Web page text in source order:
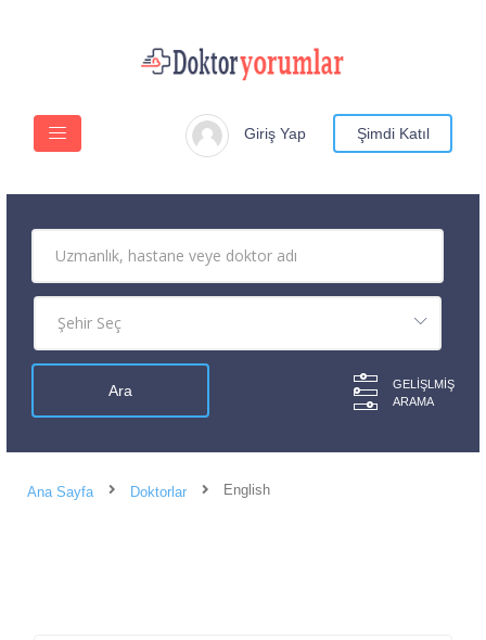
Giriş Yap Şimdi Katıl
GELIŞLMIŞ
ARAMA
Ana Sayfa Doktorlar English